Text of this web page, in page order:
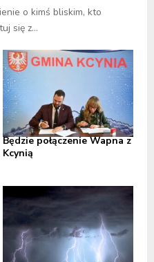
o kimś bliskim, kto
się z...
Będzie połączenie Wapna z
Kcynią